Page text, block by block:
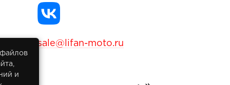
sale@lifan-moto.ru
файлов
и